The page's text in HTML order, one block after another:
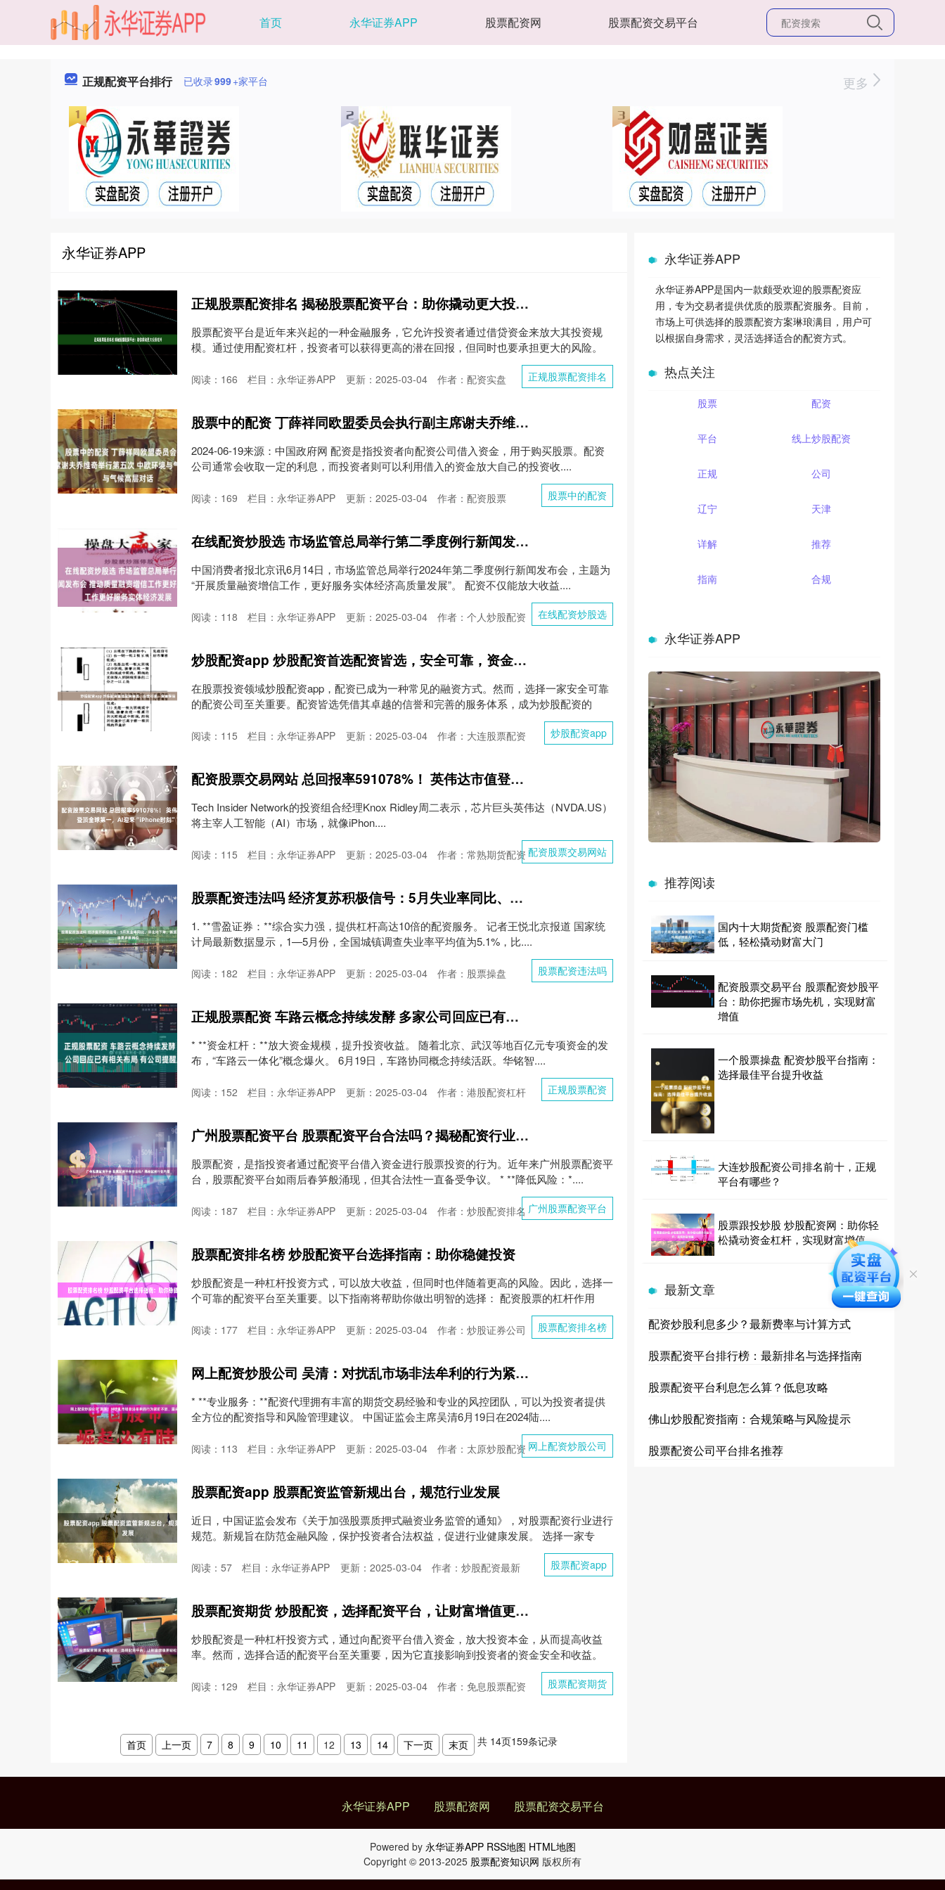
首页 永华证券APP 股票配资网 股票配资交易平台
正规配资平台排行 已收录999+家平台 更多
永华证券APP
正规股票配资排名 揭秘股票配资平台：助你撬动更大投资杠杆
股票配资平台是近年来兴起的一种金融服务，它允许投资者通过借贷资金来放大其投资规
模。通过使用配资杠杆，投资者可以获得更高的潜在回报，但同时也要承担更大的风险。
正规股票配资排名
更新：2025-03-04 作者：配资实盘
阅读： 166 栏目： 永华证券APP
股票中的配资 丁薛祥同欧盟委员会执行副主席谢夫乔维奇举行第五次 中欧环境与气候高层对话
2024-06-19来源：中国政府网 配资是指投资者向配资公司借入资金，用于购买股票。配资
公司通常会收取一定的利息，而投资者则可以利用借入的资金放大自己的投资收....
股票中的配资
更新：2025-03-04 作者：配资股票
阅读： 169 栏目： 永华证券APP
在线配资炒股选 市场监管总局举行第二季度例行新闻发布会 推动质量融资增信工作更好服务实体经济发展
中国消费者报北京讯6月14日，市场监管总局举行2024年第二季度例行新闻发布会，主题为
“开展质量融资增信工作，更好服务实体经济高质量发展”。 配资不仅能放大收益....
在线配资炒股选
更新：2025-03-04 作者：个人炒股配资
阅读： 118 栏目： 永华证券APP
炒股配资app 炒股配资首选配资皆选，安全可靠，资金保障
在股票投资领域炒股配资app，配资已成为一种常见的融资方式。然而，选择一家安全可靠
的配资公司至关重要。配资皆选凭借其卓越的信誉和完善的服务体系，成为炒股配资的
炒股配资app
更新：2025-03-04 作者：大连股票配资
阅读： 115 栏目： 永华证券APP
配资股票交易网站 总回报率591078%！ 英伟达市值登顶全球第一，AI迎来“iPhone时刻”？
Tech Insider Network的投资组合经理Knox Ridley周二表示，芯片巨头英伟达（NVDA.US）
将主宰人工智能（AI）市场，就像iPhon....
配资股票交易网站
更新：2025-03-04 作者：常熟期货配资
阅读： 115 栏目： 永华证券APP
股票配资违法吗 经济复苏积极信号：5月失业率同比、环比均下降，新质生产力将创造更多新岗位
1. **雪盈证券：**综合实力强，提供杠杆高达10倍的配资服务。 记者王悦北京报道 国家统
计局最新数据显示，1—5月份，全国城镇调查失业率平均值为5.1%，比....
股票配资违法吗
更新：2025-03-04 作者：股票操盘
阅读： 182 栏目： 永华证券APP
正规股票配资 车路云概念持续发酵 多家公司回应已有相关布局 有公司提醒风险
* **资金杠杆：**放大资金规模，提升投资收益。 随着北京、武汉等地百亿元专项资金的发
布，“车路云一体化”概念爆火。 6月19日，车路协同概念持续活跃。华铭智....
正规股票配资
更新：2025-03-04 作者：港股配资杠杆
阅读： 152 栏目： 永华证券APP
广州股票配资平台 股票配资平台合法吗？揭秘配资行业内幕
股票配资，是指投资者通过配资平台借入资金进行股票投资的行为。近年来广州股票配资平
台，股票配资平台如雨后春笋般涌现，但其合法性一直备受争议。 * **降低风险：*....
广州股票配资平台
更新：2025-03-04 作者：炒股配资排名
阅读： 187 栏目： 永华证券APP
股票配资排名榜 炒股配资平台选择指南：助你稳健投资
炒股配资是一种杠杆投资方式，可以放大收益，但同时也伴随着更高的风险。因此，选择一
个可靠的配资平台至关重要。以下指南将帮助你做出明智的选择： 配资股票的杠杆作用
股票配资排名榜
更新：2025-03-04 作者：炒股证券公司
阅读： 177 栏目： 永华证券APP
网上配资炒股公司 吴清：对扰乱市场非法牟利的行为紧盯不放、露头就打
* **专业服务：**配资代理拥有丰富的期货交易经验和专业的风控团队，可以为投资者提供
全方位的配资指导和风险管理建议。 中国证监会主席吴清6月19日在2024陆....
网上配资炒股公司
更新：2025-03-04 作者：太原炒股配资
阅读： 113 栏目： 永华证券APP
股票配资app 股票配资监管新规出台，规范行业发展
近日，中国证监会发布《关于加强股票质押式融资业务监管的通知》，对股票配资行业进行
规范。新规旨在防范金融风险，保护投资者合法权益，促进行业健康发展。 选择一家专
股票配资app
更新：2025-03-04 作者：炒股配资最新
阅读： 57 栏目： 永华证券APP
股票配资期货 炒股配资，选择配资平台，让财富增值更轻松
炒股配资是一种杠杆投资方式，通过向配资平台借入资金，放大投资本金，从而提高收益
率。然而，选择合适的配资平台至关重要，因为它直接影响到投资者的资金安全和收益。
股票配资期货
更新：2025-03-04 作者：免息股票配资
阅读： 129 栏目： 永华证券APP
首页 上一页 7 8 9 10 11 12 13 14 下一页 末页 共 14页159条记录
永华证券APP
永华证券APP是国内一款颇受欢迎的股票配资应
用，专为交易者提供优质的股票配资服务。目前，
市场上可供选择的股票配资方案琳琅满目，用户可
以根据自身需求，灵活选择适合的配资方式。
热点关注
股票 配资
平台 线上炒股配资
正规 公司
辽宁 天津
详解 推荐
指南 合规
永华证券APP
推荐阅读
国内十大期货配资 股票配资门槛
低，轻松撬动财富大门
配资股票交易平台 股票配资炒股平
台：助你把握市场先机，实现财富
增值
一个股票操盘 配资炒股平台指南：
选择最佳平台提升收益
大连炒股配资公司排名前十，正规
平台有哪些？
股票跟投炒股 炒股配资网：助你轻
松撬动资金杠杆，实现财富增值
最新文章
配资炒股利息多少？最新费率与计算方式
股票配资平台排行榜：最新排名与选择指南
股票配资平台利息怎么算？低息攻略
佛山炒股配资指南：合规策略与风险提示
股票配资公司平台排名推荐
永华证券APP 股票配资网 股票配资交易平台
Powered by 永华证券APP RSS地图 HTML地图
Copyright © 2013-2025 股票配资知识网 版权所有